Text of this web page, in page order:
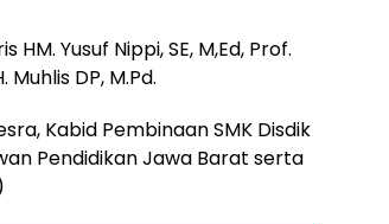
Yusuf Nippi, SE, M,Ed, Prof.
Muhlis DP, M.Pd.
Kabid Pembinaan SMK Disdik
Pendidikan Jawa Barat serta